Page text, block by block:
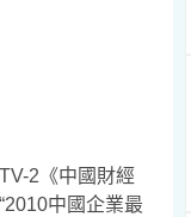
2《中國財經
中國企業最